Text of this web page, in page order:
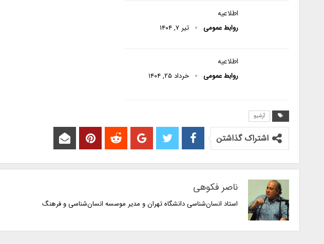
اطلاعیه
روابط عمومی تیر ۷, ۱۴۰۴
اطلاعیه
روابط عمومی خرداد ۲۵, ۱۴۰۴
آرشیو
اشتراک گذاشتن
ناصر فکوهی
استاد انسان‌شناسی دانشگاه تهران و مدیر موسسه انسان‌شناسی و فرهنگ